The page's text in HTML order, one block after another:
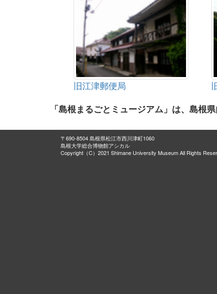
旧江津郵便局
「島根まるごとミュージアム」は、島根
〒690-8504 島根県松江市西川津町1060
島根大学総合博物館アシカル
Copyright（C）2021 Shimane University Museum All Rights